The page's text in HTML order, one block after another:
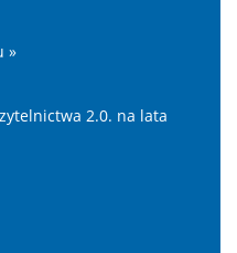
»
2.0. na lata